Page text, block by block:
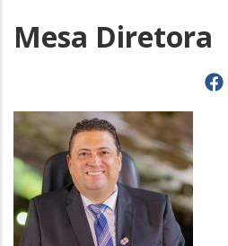
navegação
Mesa Diretora